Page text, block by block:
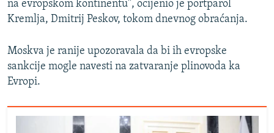
na evropskom kontinentu", ocijenio je portparol
Kremlja, Dmitrij Peskov, tokom dnevnog obraćanja.
Moskva je ranije upozoravala da bi ih evropske
sankcije mogle navesti na zatvaranje plinovoda ka
Evropi.